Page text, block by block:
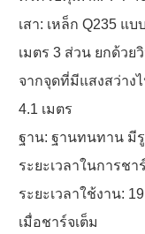
เสา: เหล็ก Q235 แ
เมตร 3 ส่วน ยกด้ว
จากจุดที่มีแสงสว่าง
4.1 เมตร
ฐาน: ฐานทนทาน มี
ระยะเวลาในการช
ระยะเวลาใช้งาน:
เมื่อชาร์จเต็ม